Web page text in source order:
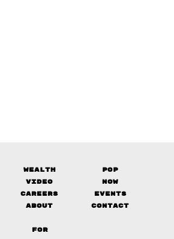
Wealth
Pop
Video
Now
Careers
Events
About Contact
FOR